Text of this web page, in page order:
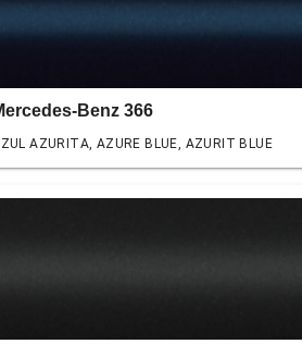
Benz 366
AZURITA, AZURE BLUE, AZURIT BLUE